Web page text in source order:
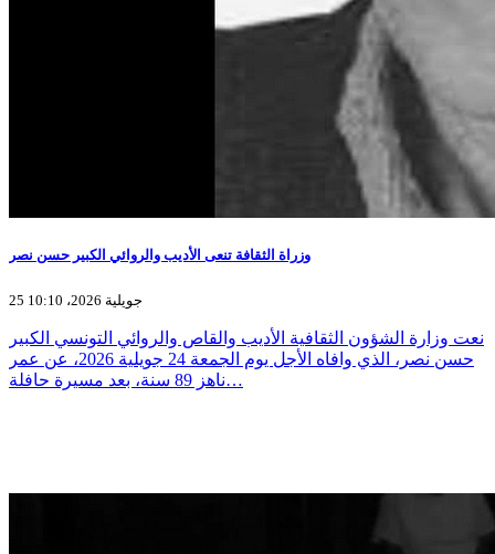
وزراة الثقافة تنعى الأديب والروائي الكبير حسن نصر
25 جويلية 2026، 10:10
نعت وزارة الشؤون الثقافية الأديب والقاص والروائي التونسي الكبير
حسن نصر، الذي وافاه الأجل يوم الجمعة 24 جويلية 2026، عن عمر
ناهز 89 سنة، بعد مسيرة حافلة…